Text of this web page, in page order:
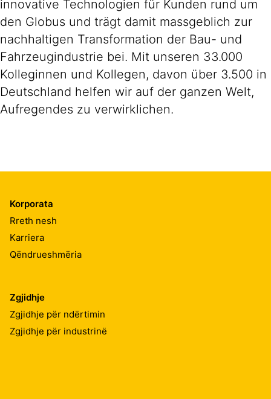
innovative Technologien für Kunden rund um
den Globus und trägt damit massgeblich zur
nachhaltigen Transformation der Bau- und
Fahrzeugindustrie bei. Mit unseren 33.000
Kolleginnen und Kollegen, davon über 3.500 in
Deutschland helfen wir auf der ganzen Welt,
Aufregendes zu verwirklichen.
Korporata
Rreth nesh
Karriera
Qëndrueshmëria
Zgjidhje
Zgjidhje për ndërtimin
Zgjidhje për industrinë